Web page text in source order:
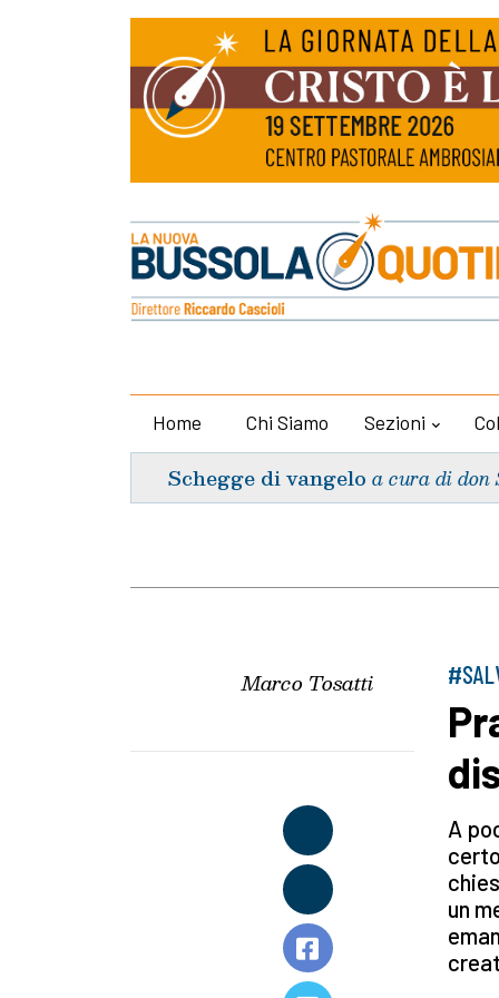
Home Chi Siamo Sezioni
Schegge di vangelo a cura di don
Marco Tosatti
A
un